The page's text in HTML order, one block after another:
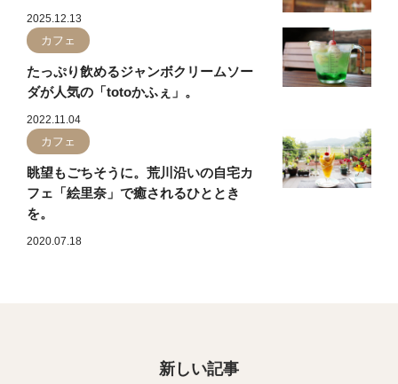
2025.12.13
カフェ
たっぷり飲めるジャンボクリームソー
ダが人気の「totoかふぇ」。
2022.11.04
カフェ
眺望もごちそうに。荒川沿いの自宅カ
フェ「絵里奈」で癒されるひととき
を。
2020.07.18
新しい記事